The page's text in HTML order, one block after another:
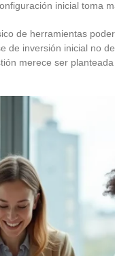
inicial toma
de herramientas
de inversión inicial no
merece ser